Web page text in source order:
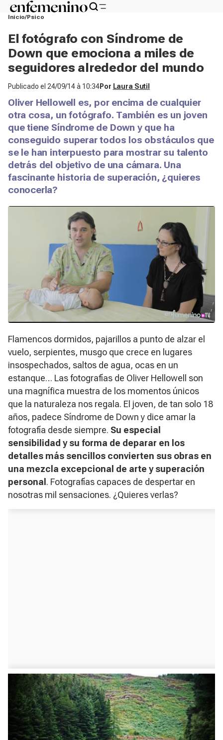
Inicio Psico
El fotógrafo con Síndrome de
Down que emociona a miles de
seguidores alrededor del mundo
Publicado el 24/09/14 à 10:34Por Laura Sutil
Oliver Hellowell es, por encima de cualquier
otra cosa, un fotógrafo. También es un joven
que tiene Síndrome de Down y que ha
conseguido superar todos los obstáculos que
se le han interpuesto para mostrar su talento
detrás del objetivo de una cámara. Una
fascinante historia de superación, ¿quieres
conocerla?
Flamencos dormidos, pajarillos a punto de alzar el
vuelo, serpientes, musgo que crece en lugares
insospechados, saltos de agua, ocas en un
estanque… Las fotografías de Oliver Hellowell son
una magnífica muestra de los momentos únicos
que la naturaleza nos regala. El joven, de tan solo 18
años, padece Síndrome de Down y dice amar la
fotografía desde siempre. Su especial
sensibilidad y su forma de deparar en los
detalles más sencillos convierten sus obras en
una mezcla excepcional de arte y superación
personal . Fotografías capaces de despertar en
nosotras mil sensaciones. ¿Quieres verlas?